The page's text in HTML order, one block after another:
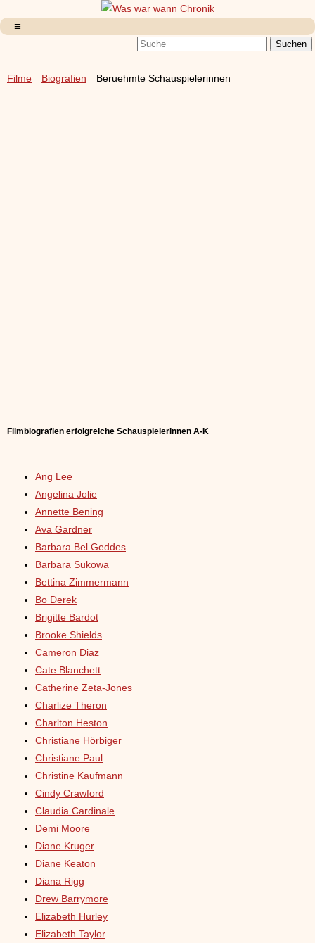
Filme Biografien Beruehmte Schauspielerinnen
Filmbiografien erfolgreiche Schauspielerinnen A-K
Ang Lee
Angelina Jolie
Annette Bening
Ava Gardner
Barbara Bel Geddes
Barbara Sukowa
Bettina Zimmermann
Bo Derek
Brigitte Bardot
Brooke Shields
Cameron Diaz
Cate Blanchett
Catherine Zeta-Jones
Charlize Theron
Charlton Heston
Christiane Hörbiger
Christiane Paul
Christine Kaufmann
Cindy Crawford
Claudia Cardinale
Demi Moore
Diane Kruger
Diane Keaton
Diana Rigg
Drew Barrymore
Elizabeth Hurley
Elizabeth Taylor